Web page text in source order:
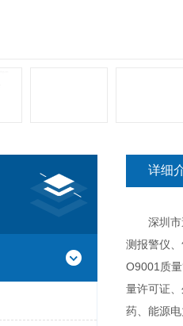
详细
深圳市逸
测报警仪
O9001质
量许可证
药、能源